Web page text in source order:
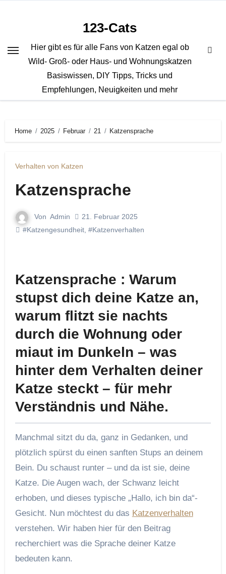
123-Cats
Hier gibt es für alle Fans von Katzen egal ob
Wild- Groß- oder Haus- und Wohnungskatzen
Basiswissen, DIY Tipps, Tricks und
Empfehlungen, Neuigkeiten und mehr
Home 2025 Februar 21 Katzensprache
Verhalten von Katzen
Katzensprache
Von Admin
21. Februar 2025
#Katzengesundheit, #Katzenverhalten
Katzensprache : Warum
stupst dich deine Katze an,
warum flitzt sie nachts
durch die Wohnung oder
miaut im Dunkeln – was
hinter dem Verhalten deiner
Katze steckt – für mehr
Verständnis und Nähe.
Manchmal sitzt du da, ganz in Gedanken, und
plötzlich spürst du einen sanften Stups an deinem
Bein. Du schaust runter – und da ist sie, deine
Katze. Die Augen wach, der Schwanz leicht
erhoben, und dieses typische „Hallo, ich bin da“-
Gesicht. Nun möchtest du das Katzenverhalten
verstehen. Wir haben hier für den Beitrag
recherchiert was die Sprache deiner Katze
bedeuten kann.